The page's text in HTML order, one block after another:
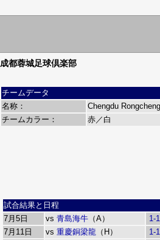
成都蓉城足球倶楽部
チームデータ
名称：
Chengdu
チームカラー：
赤／白
試合結果と日程
7月5日
vs 青島海牛 （A）
1-1
7月11日
vs 重慶銅梁龍 （H）
1-1